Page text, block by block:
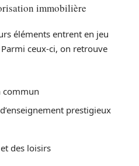
immobilière
éléments entrent en jeu
ceux-ci, on retrouve
commun
prestigieux
des loisirs